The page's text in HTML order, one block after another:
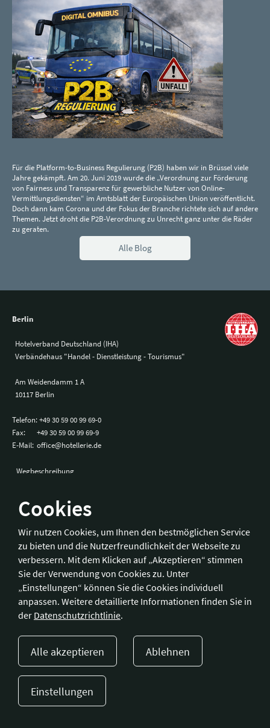
Cookies
Wir nutzen Cookies, um Ihnen den bestmöglichen Service
zu bieten und die Nutzerfreundlichkeit der Webseite zu
verbessern. Mit dem Klicken auf „Akzeptieren“ stimmen
Sie der Verwendung von Cookies zu. Unter
„Einstellungen“ können Sie die Cookies individuell
anpassen. Weitere detaillierte Informationen finden Sie in
der Datenschutzrichtlinie.
Alle akzeptieren Ablehnen
Einstellungen
Für die Platform-to-Business Regulierung (P2B) haben wir in Brüssel viele
Jahre gekämpft. Am 20. Juni 2019 wurde die „Verordnung zur Förderung
von Fairness und Transparenz für gewerbliche Nutzer von Online-
Vermittlungsdiensten“ im Amtsblatt der Europäischen Union veröffentlicht.
Doch dann kam Corona und der Fokus der Branche richtete sich auf andere
Themen. Jetzt droht die P2B-Verordnung zu Unrecht ganz unter die Räder
zu geraten.
Alle Blog
Berlin
Hotelverband Deutschland (IHA)
Verbändehaus "Handel - Dienstleistung - Tourismus"
Am Weidendamm 1 A
10117 Berlin
Telefon:+49 30 59 00 99 69-0
Fax:
+49 30 59 00 99 69-9
E-Mail: office@hotellerie.de
Wegbeschreibung
Hotelverband Deutschland (IHA) / IHA-Service GmbH
Kronprinzenstraße 37
53173 Bonn
Telefon:
Fax:
+49 228 92 39 29-9
E-Mail:bonn@hotellerie.de
Wegbeschreibung
Presse Kontakt
Cookie-Einstellungen